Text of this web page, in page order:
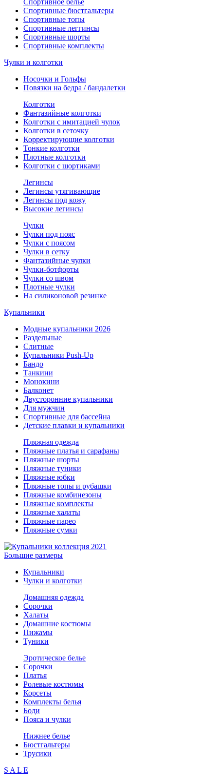
Спортивное белье
Спортивные бюстгальтеры
Спортивные топы
Спортивные леггинсы
Спортивные шорты
Спортивные комплекты
Чулки и колготки
Носочки и Гольфы
Повязки на бедра / бандалетки
Колготки
Фантазийные колготки
Колготки с имитацией чулок
Колготки в сеточку
Корректирующие колготки
Тонкие колготки
Плотные колготки
Колготки с шортиками
Легинсы
Легинсы утягивающие
Легинсы под кожу
Высокие легинсы
Чулки
Чулки под пояс
Чулки с поясом
Чулки в сетку
Фантазийные чулки
Чулки-ботфорты
Чулки со швом
Плотные чулки
На силиконовой резинке
Купальники
Модные купальники 2026
Раздельные
Слитные
Купальники Push-Up
Бандо
Танкини
Монокини
Балконет
Двусторонние купальники
Для мужчин
Спортивные для бассейна
Детские плавки и купальники
Пляжная одежда
Пляжные платья и сарафаны
Пляжные шорты
Пляжные туники
Пляжные юбки
Пляжные топы и рубашки
Пляжные комбинезоны
Пляжные комплекты
Пляжные халаты
Пляжные парео
Пляжные сумки
Большие размеры
Купальники
Чулки и колготки
Домашняя одежда
Сорочки
Халаты
Домашние костюмы
Пижамы
Туники
Эротическое белье
Сорочки
Платья
Ролевые костюмы
Корсеты
Комплекты белья
Боди
Пояса и чулки
Нижнее белье
Бюстгальтеры
Трусики
S A L E